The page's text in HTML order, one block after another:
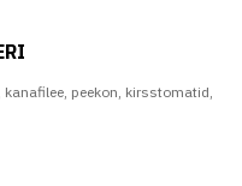
peekon, kirsstomatid,